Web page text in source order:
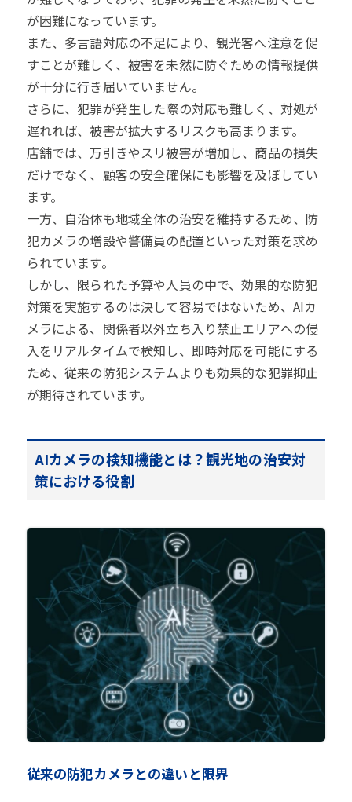
が困難になっています。
また、多言語対応の不足により、観光客へ注意を促
すことが難しく、被害を未然に防ぐための情報提供
が十分に行き届いていません。
さらに、犯罪が発生した際の対応も難しく、対処が
遅れれば、被害が拡大するリスクも高まります。
店舗では、万引きやスリ被害が増加し、商品の損失
だけでなく、顧客の安全確保にも影響を及ぼしてい
ます。
一方、自治体も地域全体の治安を維持するため、防
犯カメラの増設や警備員の配置といった対策を求め
られています。
しかし、限られた予算や人員の中で、効果的な防犯
対策を実施するのは決して容易ではないため、AIカ
メラによる、関係者以外立ち入り禁止エリアへの侵
入をリアルタイムで検知し、即時対応を可能にする
ため、従来の防犯システムよりも効果的な犯罪抑止
が期待されています。
AIカメラの検知機能とは？観光地の治安対
策における役割
従来の防犯カメラとの違いと限界